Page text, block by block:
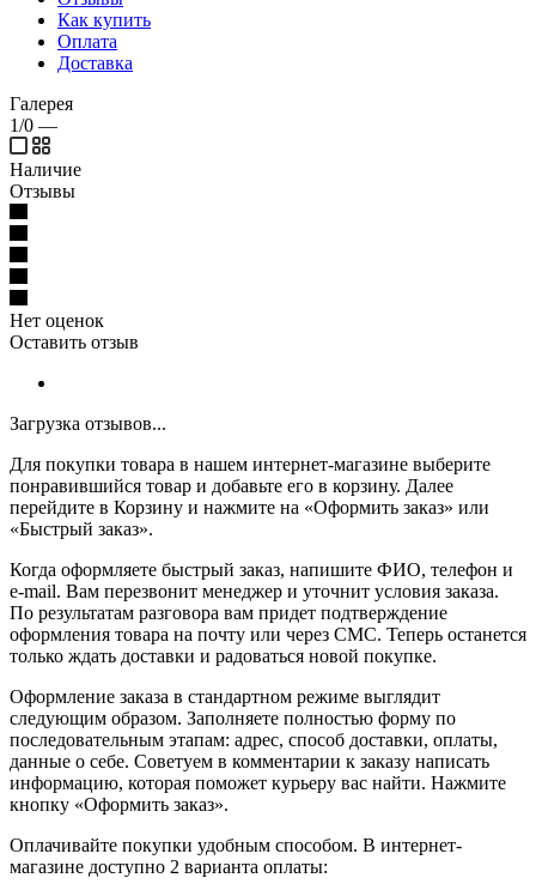
Как купить
Оплата
Доставка
Галерея
1/0 —
Наличие
Отзывы
Нет оценок
Оставить отзыв
Загрузка отзывов...
Для покупки товара в нашем интернет-магазине выберите
понравившийся товар и добавьте его в корзину. Далее
перейдите в Корзину и нажмите на «Оформить заказ» или
«Быстрый заказ».
Когда оформляете быстрый заказ, напишите ФИО, телефон и
e-mail. Вам перезвонит менеджер и уточнит условия заказа.
По результатам разговора вам придет подтверждение
оформления товара на почту или через СМС. Теперь останется
только ждать доставки и радоваться новой покупке.
Оформление заказа в стандартном режиме выглядит
следующим образом. Заполняете полностью форму по
последовательным этапам: адрес, способ доставки, оплаты,
данные о себе. Советуем в комментарии к заказу написать
информацию, которая поможет курьеру вас найти. Нажмите
кнопку «Оформить заказ».
Оплачивайте покупки удобным способом. В интернет-
магазине доступно 2 варианта оплаты: